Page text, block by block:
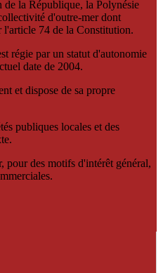
de la République, la Polynésie
d'outre-mer dont
l'article 74 de la Constitution.
régie par un statut d'autonomie
date de 2004.
et dispose de sa propre
publiques locales et des
pour des motifs d'intérêt général,